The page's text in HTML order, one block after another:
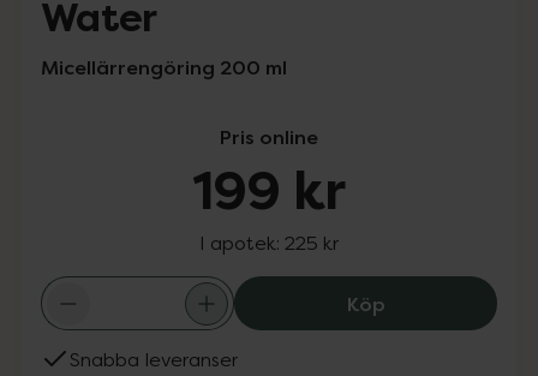
Water
Micellärrengöring 200 ml
Pris online
199 kr
I apotek: 225 kr
KöpNUXE Very
Snabba leveranser